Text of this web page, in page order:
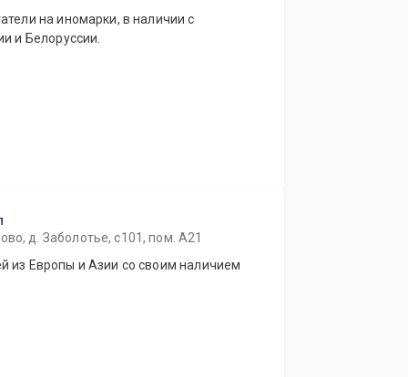
на иномарки, в наличии с
и Белоруссии.
д. Заболотье, с101, пом. А21
из Европы и Азии со своим наличием